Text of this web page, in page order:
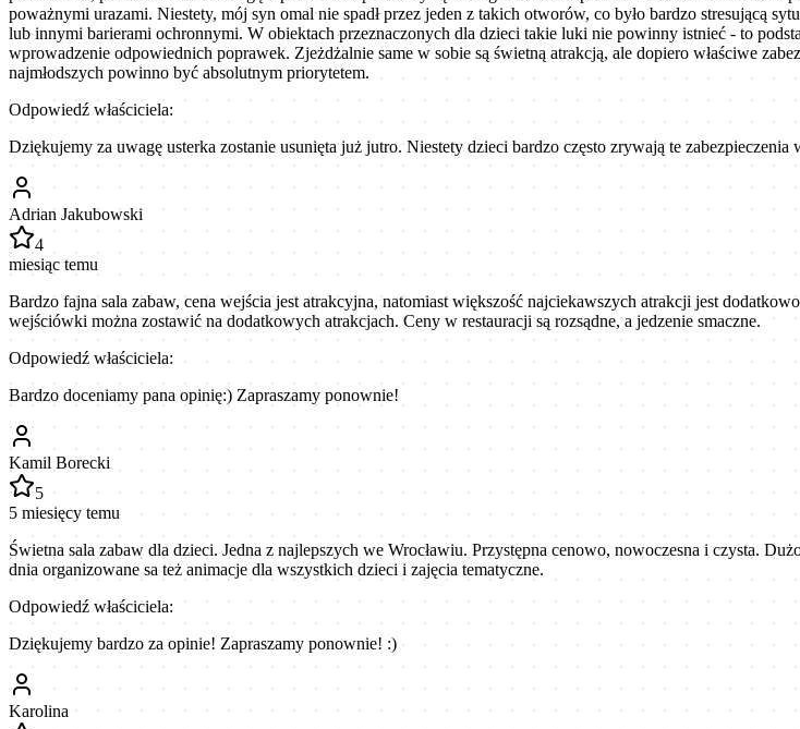
poważnymi urazami. Niestety, mój syn omal nie spadł przez jeden z takich otworów, co było bardzo stresującą
lub innymi barierami ochronnymi. W obiektach przeznaczonych dla dzieci takie luki nie powinny istnieć - to
wprowadzenie odpowiednich poprawek. Zjeżdżalnie same w sobie są świetną atrakcją, ale dopiero właściwe
najmłodszych powinno być absolutnym priorytetem.
Odpowiedź właściciela:
Dziękujemy za uwagę usterka zostanie usunięta już jutro. Niestety dzieci bardzo często zrywają te
Adrian Jakubowski
4
miesiąc temu
Bardzo fajna sala zabaw, cena wejścia jest atrakcyjna, natomiast większość najciekawszych atrakcji jest
wejściówki można zostawić na dodatkowych atrakcjach. Ceny w restauracji są rozsądne, a jedzenie smaczne.
Odpowiedź właściciela:
Bardzo doceniamy pana opinię:) Zapraszamy ponownie!
Kamil Borecki
5
5 miesięcy temu
Świetna sala zabaw dla dzieci. Jedna z najlepszych we Wrocławiu. Przystępna cenowo, nowoczesna i czysta.
dnia organizowane sa też animacje dla wszystkich dzieci i zajęcia tematyczne.
Odpowiedź właściciela:
Dziękujemy bardzo za opinie! Zapraszamy ponownie! :)
Karolina